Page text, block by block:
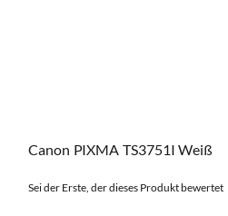
Canon PIXMA TS3751I Weiß
Sei der Erste, der dieses Produkt bewertet